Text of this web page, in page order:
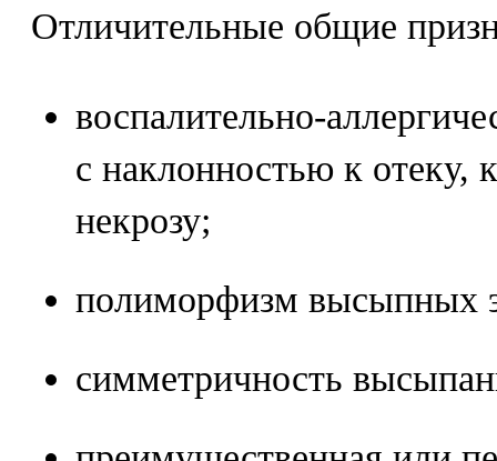
Отличительные общие
воспалительно-
с наклонностью к отеку,
некрозу;
полиморфизм высыпных
симметричность